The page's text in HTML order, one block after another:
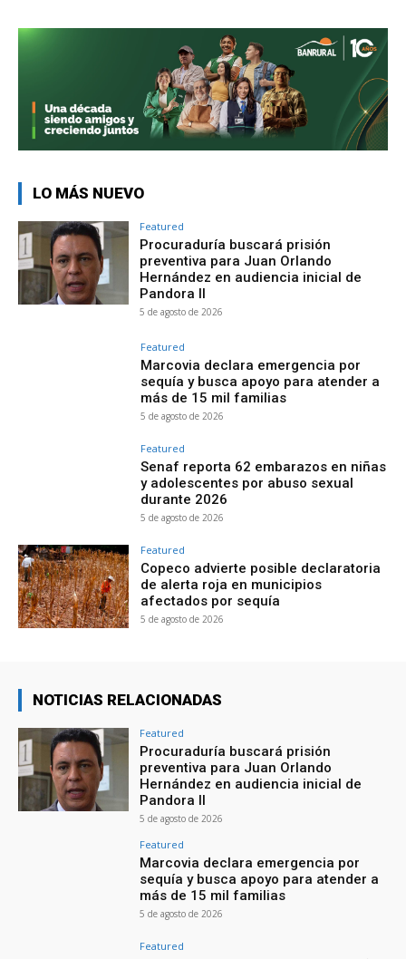
LO MÁS NUEVO
Featured
Procuraduría buscará prisión
preventiva para Juan Orlando
Hernández en audiencia inicial de
Pandora II
5 de agosto de 2026
Featured
Marcovia declara emergencia por
sequía y busca apoyo para atender a
más de 15 mil familias
5 de agosto de 2026
Featured
Senaf reporta 62 embarazos en niñas
y adolescentes por abuso sexual
durante 2026
5 de agosto de 2026
Featured
Copeco advierte posible declaratoria
de alerta roja en municipios
afectados por sequía
5 de agosto de 2026
NOTICIAS RELACIONADAS
Featured
Procuraduría buscará prisión
preventiva para Juan Orlando
Hernández en audiencia inicial de
Pandora II
5 de agosto de 2026
Featured
Marcovia declara emergencia por
sequía y busca apoyo para atender a
más de 15 mil familias
5 de agosto de 2026
Featured